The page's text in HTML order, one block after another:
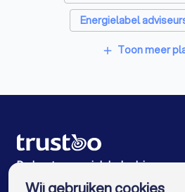
Energielabel
Energielabel adviseurs in
Energielabel adviseurs in
Energielabel adviseurs
Energielabel adviseurs in
add Toon meer
De beste energielabel adviseurs